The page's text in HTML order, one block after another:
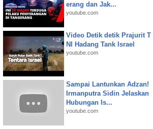
erang dan Jak...
youtube.com
Video Detik detik Prajurit T
NI Hadang Tank Israel
youtube.com
Sampai Lantunkan Adzan!
Irmanputra Sidin Jelaskan
Hubungan Is...
youtube.com